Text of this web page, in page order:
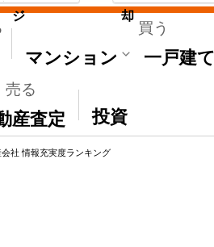
買う
マンション 一戸建
売る
産査定
その他
投資
ジ 却
社 情報充実度ランキング